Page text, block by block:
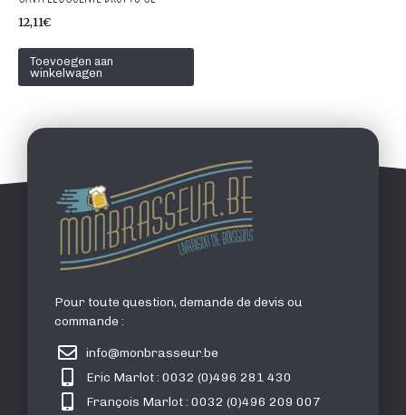
12,11€
Toevoegen aan
winkelwagen
Pour toute question, demande de devis ou
commande :
info@monbrasseur.be
Eric Marlot : 0032 (0)496 281 430
François Marlot : 0032 (0)496 209 007